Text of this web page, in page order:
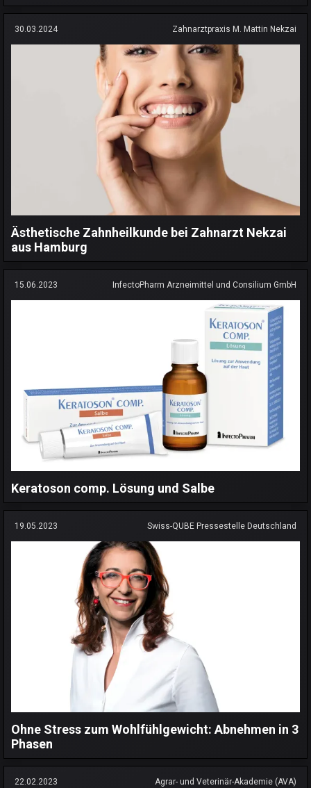
30.03.2024 Zahnarztpraxis M. Mattin Nekzai
Ästhetische Zahnheilkunde bei Zahnarzt Nekzai
aus Hamburg
15.06.2023 InfectoPharm Arzneimittel und Consilium GmbH
Keratoson comp. Lösung und Salbe
19.05.2023 Swiss-QUBE Pressestelle Deutschland
Ohne Stress zum Wohlfühlgewicht: Abnehmen in 3
Phasen
22.02.2023 Agrar- und Veterinär-Akademie (AVA)